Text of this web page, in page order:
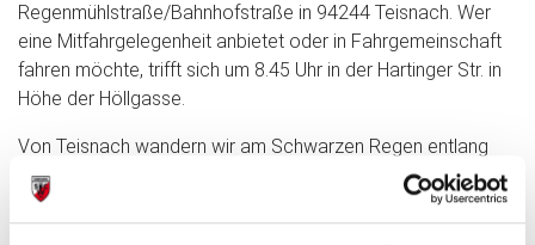
Regenmühlstraße/Bahnhofstraße in 94244 Teisnach. Wer
eine Mitfahrgelegenheit anbietet oder in Fahrgemeinschaft
fahren möchte, trifft sich um 8.45 Uhr in der Hartinger Str. in
Höhe der Höllgasse.
Von Teisnach wandern wir am Schwarzen Regen entlang
etwa 7 km bis zur Bahnstation Gumpenried-Asbach. Wer
seine Wanderung hier beenden möchte, steigt in die